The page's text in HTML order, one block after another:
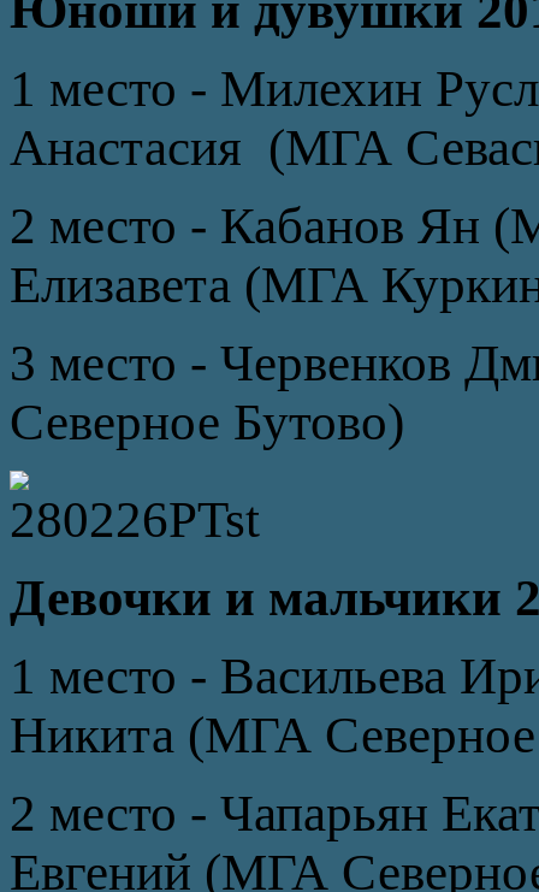
1 место - Милехин
Анастасия (МГА
2 место - Кабанов Ян
Елизавета (МГА
3 место - Червенков
Северное Бутово)
Девочки и мальчики
1 место - Васильева
Никита (МГА Северное
2 место - Чапарьян
Евгений (МГА